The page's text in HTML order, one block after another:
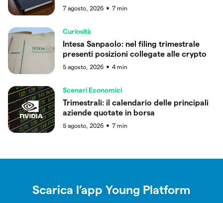
7 agosto, 2026 ● 7 min
Curiosità
Intesa Sanpaolo: nel filing trimestrale
presenti posizioni collegate alle crypto
5 agosto, 2026 ● 4 min
Scenari Economici
Trimestrali: il calendario delle principali
aziende quotate in borsa
5 agosto, 2026 ● 7 min
Scarica l’app Young Platform